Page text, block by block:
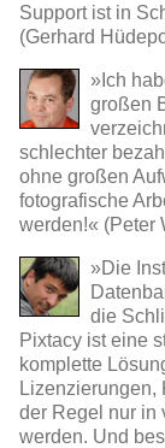
Support ist in
(Gerhard
»Ich
großen
schlechter
ohne großen
fotografische
werden!« (Peter
»Die
die
Pixtacy ist eine
komplette
Lizenzierungen,
der Regel nur in
werden. Und